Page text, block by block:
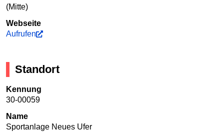
(Mitte)
Webseite
Aufrufen
Standort
Kennung
30-00059
Name
Sportanlage Neues Ufer